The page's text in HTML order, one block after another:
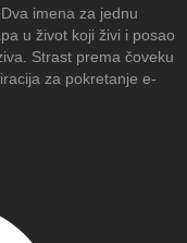
imena za jednu
u život koji živi i posao
Strast prema čoveku
za pokretanje e-